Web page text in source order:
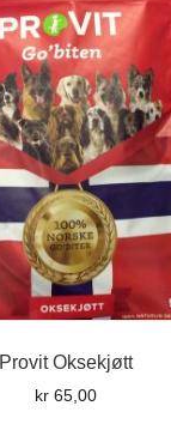
Provit Oksekjøtt
kr 65,00